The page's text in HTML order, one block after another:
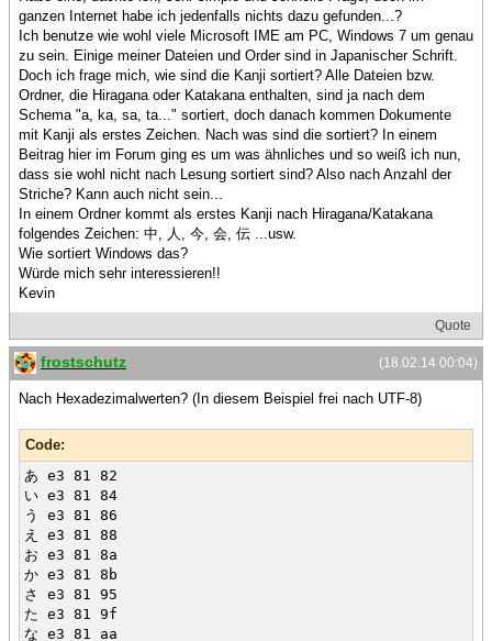
ganzen Internet habe ich jedenfalls nichts dazu gefunden...?
Ich benutze wie wohl viele Microsoft IME am PC, Windows 7 um genau
zu sein. Einige meiner Dateien und Order sind in Japanischer Schrift.
Doch ich frage mich, wie sind die Kanji sortiert? Alle Dateien bzw.
Ordner, die Hiragana oder Katakana enthalten, sind ja nach dem
Schema "a, ka, sa, ta..." sortiert, doch danach kommen Dokumente
mit Kanji als erstes Zeichen. Nach was sind die sortiert? In einem
Beitrag hier im Forum ging es um was ähnliches und so weiß ich nun,
dass sie wohl nicht nach Lesung sortiert sind? Also nach Anzahl der
Striche? Kann auch nicht sein...
In einem Ordner kommt als erstes Kanji nach Hiragana/Katakana
folgendes Zeichen: 中, 人, 今, 会, 伝 ...usw.
Wie sortiert Windows das?
Würde mich sehr interessieren!!
Kevin
Quote
(18.02.14 00:04)
frostschutz
Nach Hexadezimalwerten? (In diesem Beispiel frei nach UTF-8)
Code:
あ e3 81 82
い e3 81 84
う e3 81 86
え e3 81 88
お e3 81 8a
か e3 81 8b
さ e3 81 95
た e3 81 9f
な e3 81 aa